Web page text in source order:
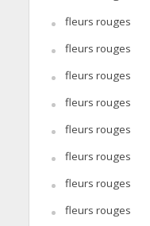
fleurs rouges
fleurs rouges
fleurs rouges
fleurs rouges
fleurs rouges
fleurs rouges
fleurs rouges
fleurs rouges